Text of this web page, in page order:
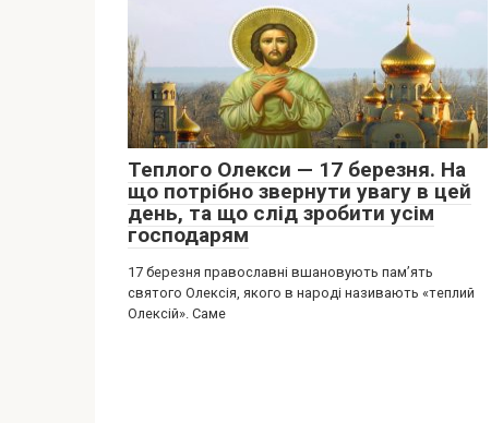
Теплого Олекси — 17 березня. На
що потрібно звернути увагу в цей
день, та що слід зробити усім
господарям
17 березня православні вшановують пам’ять
святого Олексія, якого в народі називають «теплий
Олексій». Саме